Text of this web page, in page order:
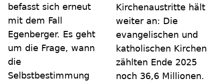
befasst sich erneut
mit dem Fall
Egenberger. Es geht
um die Frage, wann
die
Selbstbestimmung
Kirchenaustritte hält
weiter an: Die
evangelischen und
katholischen Kirchen
zählten Ende 2025
noch 36,6 Millionen.